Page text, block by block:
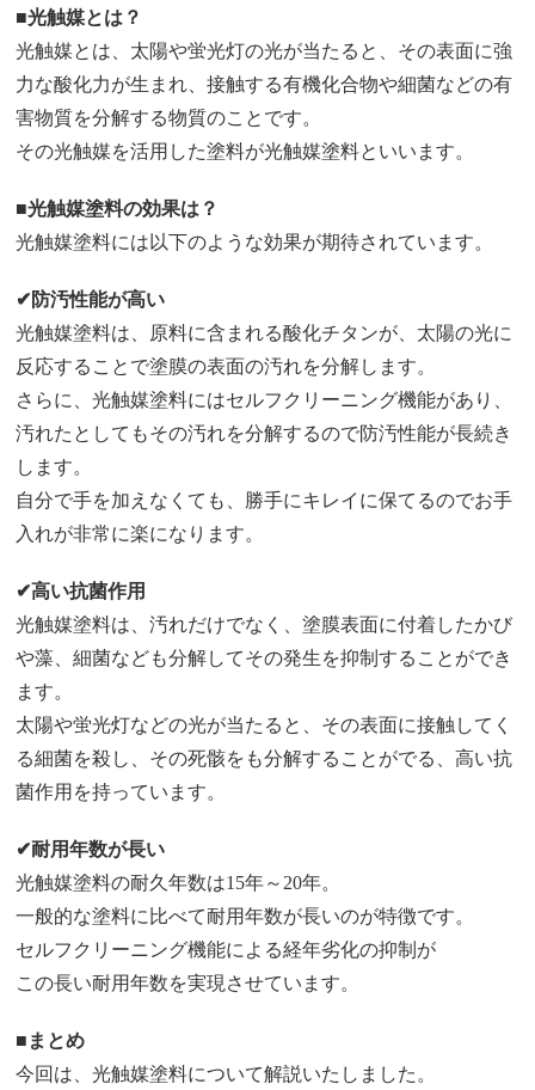
■光触媒とは？
光触媒とは、太陽や蛍光灯の光が当たると、その表面に強
力な酸化力が生まれ、接触する有機化合物や細菌などの有
害物質を分解する物質のことです。
その光触媒を活用した塗料が光触媒塗料といいます。
■光触媒塗料の効果は？
光触媒塗料には以下のような効果が期待されています。
✔︎防汚性能が高い
光触媒塗料は、原料に含まれる酸化チタンが、太陽の光に
反応することで塗膜の表面の汚れを分解します。
さらに、光触媒塗料にはセルフクリーニング機能があり、
汚れたとしてもその汚れを分解するので防汚性能が長続き
します。
自分で手を加えなくても、勝手にキレイに保てるのでお手
入れが非常に楽になります。
✔︎高い抗菌作用
光触媒塗料は、汚れだけでなく、塗膜表面に付着したかび
や藻、細菌なども分解してその発生を抑制することができ
ます。
太陽や蛍光灯などの光が当たると、その表面に接触してく
る細菌を殺し、その死骸をも分解することがでる、高い抗
菌作用を持っています。
✔︎耐用年数が長い
光触媒塗料の耐久年数は15年～ 20年。
一般的な塗料に比べて耐用年数が長いのが特徴です。
セルフクリーニング機能による経年劣化の抑制が
この長い耐用年数を実現させています。
■まとめ
今回は、光触媒塗料について解説いたしました。